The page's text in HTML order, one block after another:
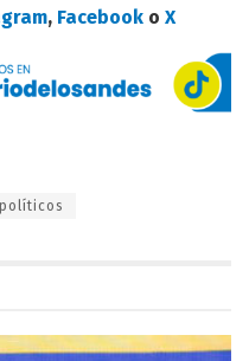
, Facebook o X